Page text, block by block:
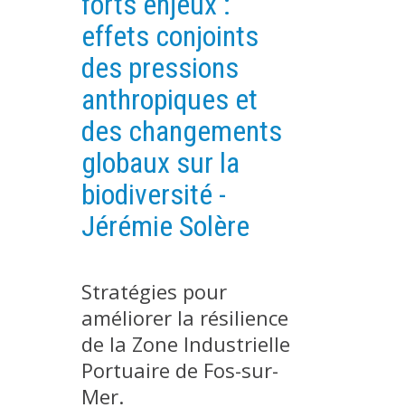
PLATEFORMES EXPÉRIMENTALES
IMPLANTATIONS GÉOGRAPHIQUES
PROJETS EN COURS
PROJETS TERMINÉS
NOS RÉSEAUX SCIENTIFIQUES ET TECHNIQUES
SÉMINAIRES RÉGULIERS
FORMATION
FORMATION CONTINUE
FORMATION DOCTORALE
THÈSES EN COURS
PRODUCTION
effets conjoints
des pressions
anthropiques et
des changements
globaux sur la
biodiversité -
Jérémie Solère
Stratégies pour
améliorer la résilience
de la Zone Industrielle
Portuaire de Fos-sur-
Mer.